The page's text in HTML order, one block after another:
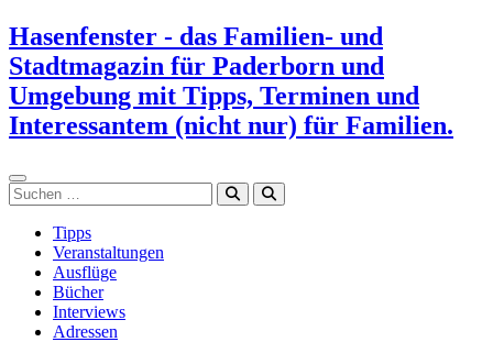
Zum
Inhalt
springen
Hasenfenster - das Familien- und
Stadtmagazin für Paderborn und
Umgebung mit Tipps, Terminen und
Interessantem (nicht nur) für Familien.
Suchen
Tipps
Veranstaltungen
Ausflüge
Bücher
Interviews
Adressen